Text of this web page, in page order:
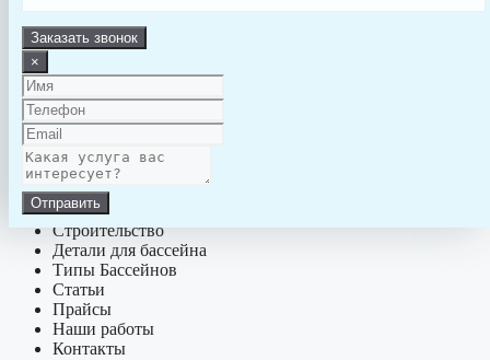
Заказать звонок
×
Отправить
г. Санкт-Петербург
+7-981-288-40-00
aquapro.spb@yandex.ru
Заказать звонок
МЕНЮ:
Обслуживание
Строительство
Детали для бассейна
Типы Бассейнов
Статьи
Прайсы
Наши работы
Контакты